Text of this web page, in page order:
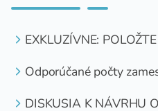
EXKLUZÍVNE:
Odporúčané počty
DISKUSIA K NÁVRHU